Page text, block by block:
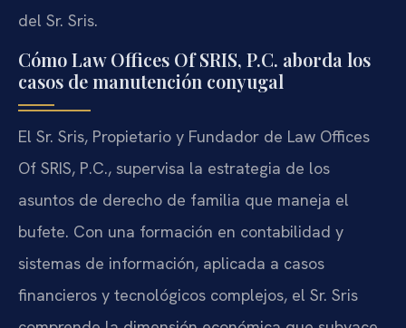
del Sr. Sris.
Cómo Law Offices Of SRIS, P.C. aborda los
casos de manutención conyugal
El Sr. Sris, Propietario y Fundador de Law Offices
Of SRIS, P.C., supervisa la estrategia de los
asuntos de derecho de familia que maneja el
bufete. Con una formación en contabilidad y
sistemas de información, aplicada a casos
financieros y tecnológicos complejos, el Sr. Sris